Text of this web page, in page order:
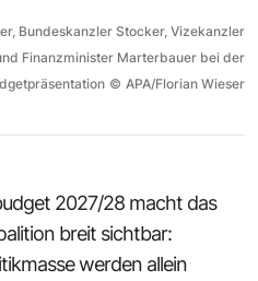
Bundeskanzler Stocker, Vizekanzler
Finanzminister Marterbauer bei der
© APA/Florian Wieser
2027/28 macht das
breit sichtbar:
werden allein